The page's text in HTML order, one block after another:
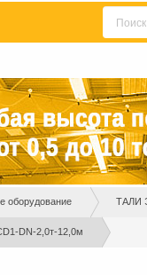
оборудование ТАЛИ
DN-2,0т-12,0м